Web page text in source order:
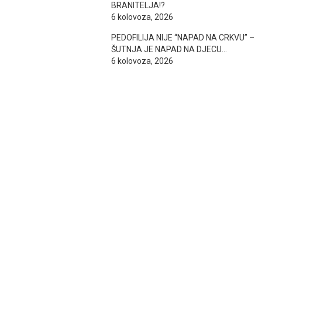
BRANITELJA!?
6 kolovoza, 2026
PEDOFILIJA NIJE “NAPAD NA CRKVU” –
ŠUTNJA JE NAPAD NA DJECU…
6 kolovoza, 2026